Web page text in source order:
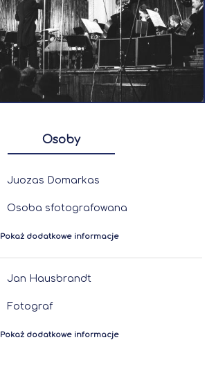
Osoby
Juozas Domarkas
Osoba sfotografowana
Pokaż dodatkowe informacje
Jan Hausbrandt
Fotograf
Pokaż dodatkowe informacje